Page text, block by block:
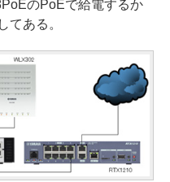
のPoEで給電するか
てある。